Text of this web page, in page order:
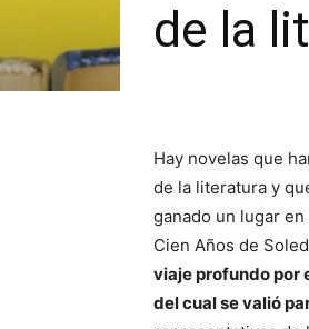
de la
Hay novelas que
de la literatura y
ganado un lugar
Cien Años de
viaje profundo por
del cual se valió